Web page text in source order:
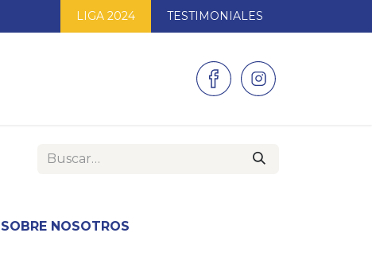
LIGA 2024 TESTIMONIALES
SOBRE NOSOTROS